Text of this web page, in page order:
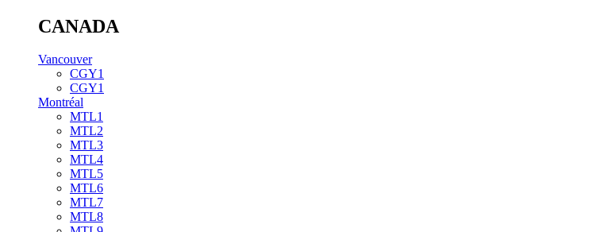
CANADA
Vancouver
CGY1
CGY1
Montréal
MTL1
MTL2
MTL3
MTL4
MTL5
MTL6
MTL7
MTL8